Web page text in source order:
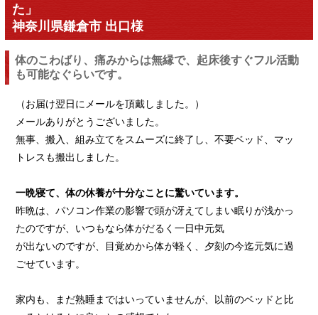
た」
神奈川県鎌倉市 出口様
体のこわばり、痛みからは無縁で、起床後すぐフル活動
も可能なぐらいです。
（お届け翌日にメールを頂戴しました。）
メールありがとうございました。
無事、搬入、組み立てをスムーズに終了し、不要ベッド、マッ
トレスも搬出しました。
一晩寝て、体の休養が十分なことに驚いています。
昨晩は、パソコン作業の影響で頭が冴えてしまい眠りが浅かっ
たのですが、いつもなら体がだるく一日中元気
が出ないのですが、目覚めから体が軽く、夕刻の今迄元気に過
ごせています。
家内も、まだ熟睡まではいっていませんが、以前のベッドと比